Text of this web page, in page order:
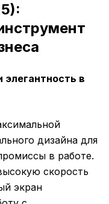
элегантность в
дизайна для
в работе.
скорость
экран